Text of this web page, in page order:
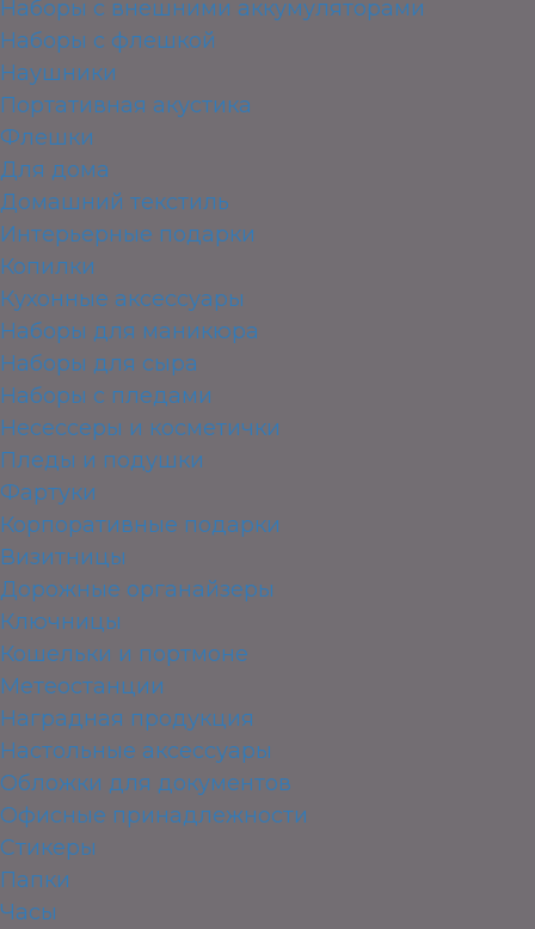
Наборы с внешними аккумуляторами
Наборы с флешкой
Наушники
Портативная акустика
Флешки
Для дома
Домашний текстиль
Интерьерные подарки
Копилки
Кухонные аксессуары
Наборы для маникюра
Наборы для сыра
Наборы с пледами
Несессеры и косметички
Пледы и подушки
Фартуки
Корпоративные подарки
Визитницы
Дорожные органайзеры
Ключницы
Кошельки и портмоне
Метеостанции
Наградная продукция
Настольные аксессуары
Обложки для документов
Офисные принадлежности
Стикеры
Папки
Часы